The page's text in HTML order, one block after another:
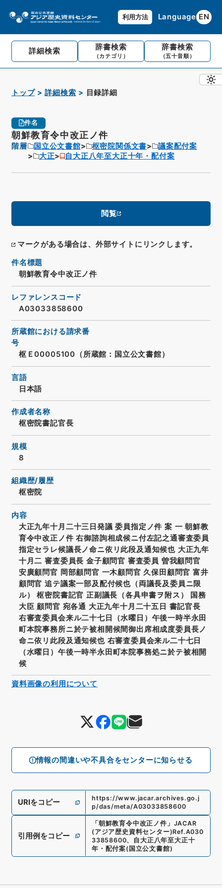
利用方法 Language EN
詳細検索 辞書検索
（カテゴリ）
辞書検索
（五十音順）
トップ 詳細検索 目録詳細
件名
朝鮮教育令中改正ノ件
階層 国立公文書館 枢密院関係文書
議案配付案
大正
自大正八年至大正十年・配付案
閲覧
マークがある場合は、外部サイトにリンクします。
情報の間違いや不具合をセンターに知らせる
件名標題
朝鮮教育令中改正ノ件
レファレンスコード
A03033858600
所蔵館における請求番
号
枢Ｅ00005100（所蔵館：国立公文書館）
言語
日本語
作成者名称
枢密院書記官長
規模
8
組織歴/履歴
枢密院
内容
大正九年十月二十三日発議 委員指定ノ件 案 一 朝鮮教
育令中改正ノ件 右御諮詢相成候ニ付左記之通審査委員
指定セラレ候議長ノ命ニ依リ此段及通知候也 大正九年
十月二 審査委員長 金子顧問官 審査委員 曽我顧問官
安廣顧問官 岡部顧問官 一木顧問官 久保田顧問官 富井
顧問官 追テ議案一部及配付候也（両議長及委員ニ限
ル） 枢密院書記官 正副議長（各具申書ヲ附ス） 国務
大臣 顧問官 宛各通 大正九年十月二十五日 書記官長
右審査委員会来ル二十七日（水曜日）午後一時半永田
町本院事務所ニ於テ被相開候間御出席相成度委員長ノ
命ニ依リ此段及通知候也 右審査委員会来ル二十七日
（水曜日）午後一時半永田町本院事務処ニ於テ被相開
候
URIをコピー
https://www.jacar.archives.go.j
p/das/meta/A03033858600
引用例をコピー
「朝鮮教育令中改正ノ件 」 JACAR
(アジア歴史資料センター)Ref.A030
33858600、 自大正八年至大正十
年・配付案(国立公文書館)
資料画像の利用について